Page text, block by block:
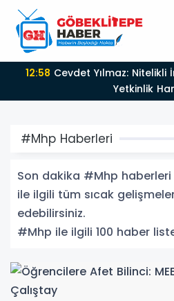
19:03 Türkiye’nin En Uzun Yelken Haftası Kalamış’ta
Start
#Mhp Haberleri
Son dakika #Mhp
ile ilgili tüm sıcak
edebilirsiniz.
#Mhp ile ilgili 100 haber